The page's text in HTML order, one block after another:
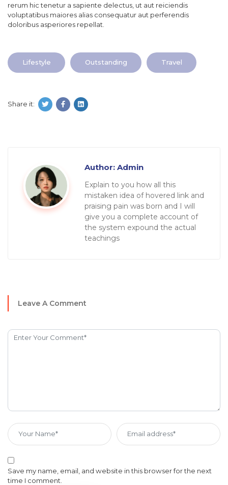
rerum hic tenetur a sapiente delectus, ut aut reiciendis
voluptatibus maiores alias consequatur aut perferendis
doloribus asperiores repellat.
Lifestyle Outstanding Travel
Share it:
Author: Admin
Explain to you how all this
mistaken idea of hovered link and
praising pain was born and I will
give you a complete account of
the system expound the actual
teachings
Leave A Comment
Save my name, email, and website in this browser for the next
time I comment.